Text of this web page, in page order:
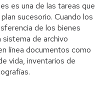
es una de las tareas que
sucesorio. Cuando los
de los bienes
sistema de archivo
línea documentos como
vida, inventarios de